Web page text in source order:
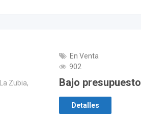
La Zubia,
En Venta
902
Bajo presupuesto
Detalles